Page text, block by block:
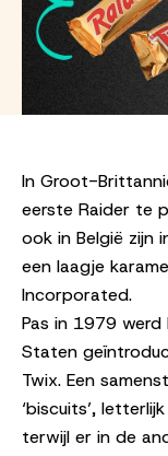
In Groot-
eerste Raider te
ook in België zijn
een laagje
Incorporated.
Pas in 1979
Staten
Twix. Een
‘biscuits’,
terwijl er in de